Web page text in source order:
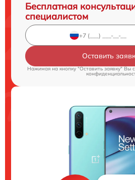
Бесплатная
специалистом
Оставить
Нажимая на кнопку "Оставить заявку" Вы